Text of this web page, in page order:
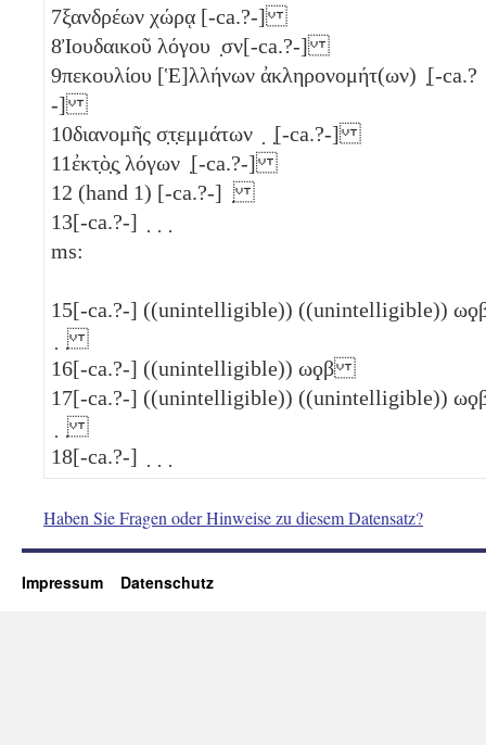
7ξανδρέων χώρᾳ [-ca.?-]
8Ἰουδαικοῦ λόγου ̣σν[-ca.?-]
9πεκουλίου [Ἑ]λλήνων ἀκληρονομήτ(ων) ̣[-ca.?
-]
10διανομῆς σ̣τ̣εμμάτων ̣ ̣[-ca.?-]
11ἐκτ̣ὸ̣ς̣ λόγων ̣[-ca.?-]
12 (hand 1) [-ca.?-] ̣
13[-ca.?-] ̣ ̣ ̣
ms:
15[-ca.?-] ((unintelligible)) ((unintelligible))
̣ ̣
16[-ca.?-] ((unintelligible)) ωϙβ
17[-ca.?-] ((unintelligible)) ((unintelligible))
̣ ̣
18[-ca.?-] ̣ ̣ ̣
Haben Sie Fragen oder Hinweise zu diesem Datensatz?
Impressum Datenschutz